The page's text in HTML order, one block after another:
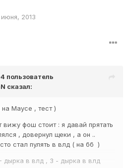
июня, 2013
пользователь
сказал:
Маусе , тест )
вижу фош стоит : я давай прятать
, довернул щеки , а он ..
стал пулять в влд ( на бб )
дырка в влд , 3 - дырка в влд